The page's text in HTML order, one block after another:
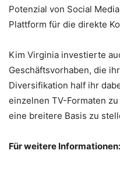
Potenzial von Social
Plattform für die direkte
Kim Virginia investierte
Geschäftsvorhaben, die
Diversifikation half ihr
einzelnen TV-Formaten
eine breitere Basis zu
Für weitere Informationen: